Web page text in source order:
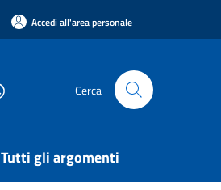
Accedi all'area personale
Cerca
Tutti gli argomenti